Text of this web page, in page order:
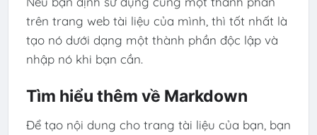
trên trang web tài liệu của mình, thì tốt nhất là
tạo nó dưới dạng một thành phần độc lập và
nhập nó khi bạn cần.
Tìm hiểu thêm về Markdown
Để tạo nội dung cho trang tài liệu của bạn, bạn